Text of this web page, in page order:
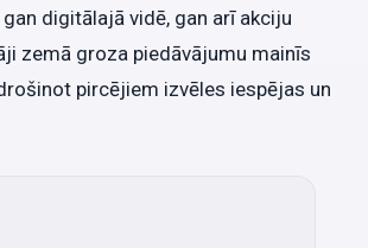
gan digitālajā vidē, gan arī akciju
zemā groza piedāvājumu mainīs
pircējiem izvēles iespējas un